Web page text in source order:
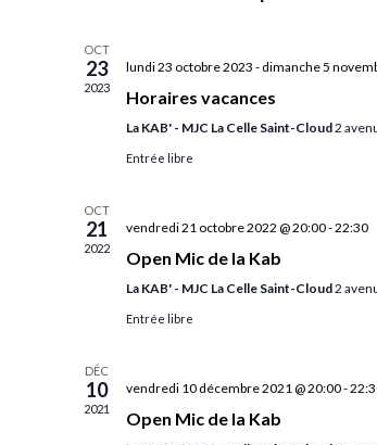
OCT
23
2023
lundi 23 octobre 2023 - dimanche 5
Horaires vacances
La KAB' - MJC La Celle Saint-Cloud2
Entrée libre
OCT
21
2022
vendredi 21 octobre 2022 @ 20:00-22:30
Open Mic de la Kab
La KAB' - MJC La Celle Saint-Cloud2
Entrée libre
DÉC
10
2021
vendredi 10 décembre 2021 @ 20:00-
Open Mic de la Kab